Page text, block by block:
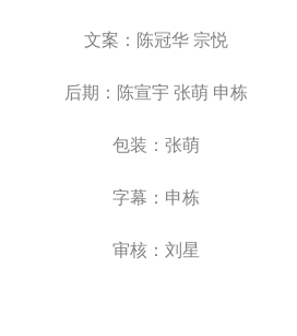
文案：陈冠华 宗悦
后期：陈宣宇 张萌 申栋
包装：张萌
字幕：申栋
审核：刘星